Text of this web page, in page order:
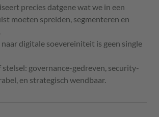
precies datgene wat we in een
moeten spreiden, segmenteren en
digitale soevereiniteit is geen single
governance-gedreven, security-
en strategisch wendbaar.